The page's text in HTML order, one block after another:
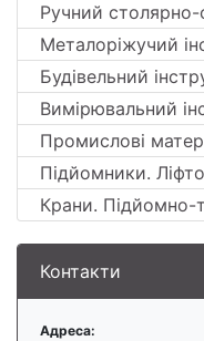
Ручний
Металоріжучий
Будівельний
Вимірювальний
Промислові
Підйомники.
Крани. Підйомно-
Контакти
Адреса: